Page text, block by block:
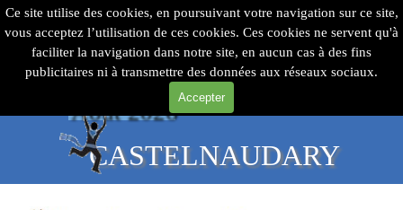
Ce site utilise des cookies, en poursuivant votre navigation sur ce site,
vous acceptez l’utilisation de ces cookies. Ces cookies ne servent qu'à
faciliter la navigation dans notre site, en aucun cas à des fins
publicitaires ni à transmettre des données aux réseaux sociaux.
Accepter
Aller au contenu24
Sauter le menu
ème
du 19 au 23
Août 2026
CASTELNAUDARY